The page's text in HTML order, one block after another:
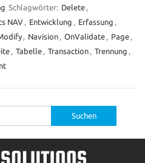
Schlagwörter: Delete ,
NAV , Entwicklung , Erfassung ,
, Navision , OnValidate , Page ,
, Tabelle , Transaction , Trennung ,